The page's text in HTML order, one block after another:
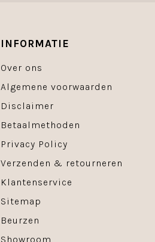
INFORMATIE
Over ons
Algemene voorwaarden
Disclaimer
Betaalmethoden
Privacy Policy
Verzenden & retourneren
Klantenservice
Sitemap
Beurzen
Showroom